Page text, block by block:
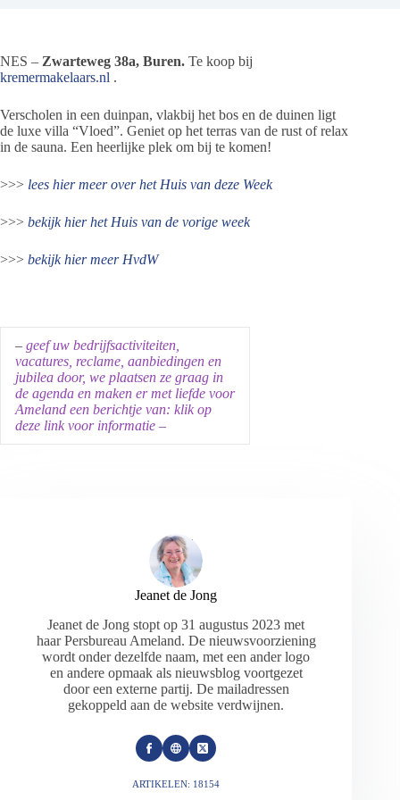
NES – Zwarteweg 38a, Buren. Te koop bij
kremermakelaars.nl .
Verscholen in een duinpan, vlakbij het bos en de duinen ligt
de luxe villa “Vloed”. Geniet op het terras van de rust of relax
in de sauna. Een heerlijke plek om bij te komen!
>>> lees hier meer over het Huis van deze Week
>>> bekijk hier het Huis van de vorige week
>>> bekijk hier meer HvdW
– geef uw bedrijfsactiviteiten,
vacatures, reclame, aanbiedingen en
jubilea door, we plaatsen ze graag in
de agenda en maken er met liefde voor
Ameland een berichtje van: klik op
deze link voor informatie –
Jeanet de Jong
Jeanet de Jong stopt op 31 augustus 2023 met
haar Persbureau Ameland. De nieuwsvoorziening
wordt onder dezelfde naam, met een ander logo
en andere opmaak als nieuwsblog voortgezet
door een externe partij. De mailadressen
gekoppeld aan de website verdwijnen.
ARTIKELEN: 18154